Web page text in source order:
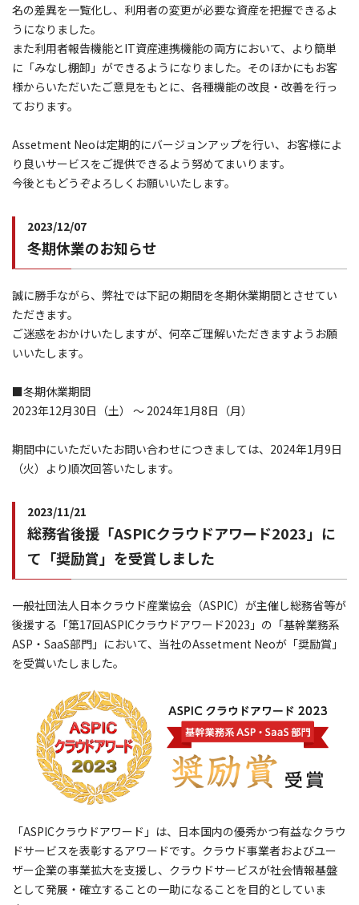
名の差異を一覧化し、利用者の変更が必要な資産を把握できるよ
うになりました。
また利用者報告機能とIT資産連携機能の両方において、より簡単
に「みなし棚卸」ができるようになりました。そのほかにもお客
様からいただいたご意見をもとに、各種機能の改良・改善を行っ
ております。
Assetment Neoは定期的にバージョンアップを行い、お客様によ
り良いサービスをご提供できるよう努めてまいります。
今後ともどうぞよろしくお願いいたします。
2023/12/07
冬期休業のお知らせ
誠に勝手ながら、弊社では下記の期間を冬期休業期間とさせてい
ただきます。
ご迷惑をおかけいたしますが、何卒ご理解いただきますようお願
いいたします。
■冬期休業期間
2023年12月30日（土） ～ 2024年1月8日（月）
期間中にいただいたお問い合わせにつきましては、2024年1月9日
（火）より順次回答いたします。
2023/11/21
総務省後援「ASPICクラウドアワード2023」に
て「奨励賞」を受賞しました
一般社団法人日本クラウド産業協会（ASPIC）が主催し総務省等が
後援する「第17回ASPICクラウドアワード2023」の「基幹業務系
ASP・SaaS部門」において、当社のAssetment Neoが「奨励賞」
を受賞いたしました。
「ASPICクラウドアワード」は、日本国内の優秀かつ有益なクラウ
ドサービスを表彰するアワードです。クラウド事業者およびユー
ザー企業の事業拡大を支援し、クラウドサービスが社会情報基盤
として発展・確立することの一助になることを目的としていま